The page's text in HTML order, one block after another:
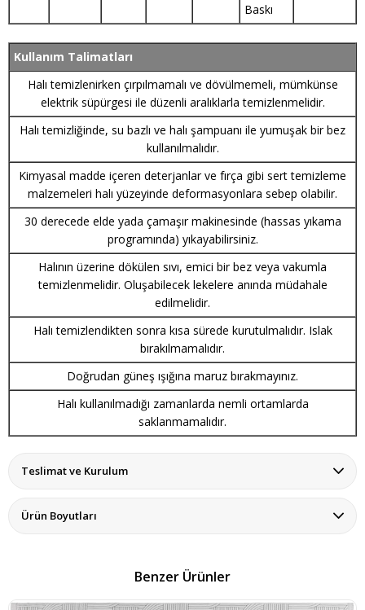
Baskı
Kullanım Talimatları
Halı temizlenirken çırpılmamalı ve dövülmemeli, mümkünse
elektrik süpürgesi ile düzenli aralıklarla temizlenmelidir.
Halı temizliğinde, su bazlı ve halı şampuanı ile yumuşak bir bez
kullanılmalıdır.
Kimyasal madde içeren deterjanlar ve fırça gibi sert temizleme
malzemeleri halı yüzeyinde deformasyonlara sebep olabilir.
30 derecede elde yada çamaşır makinesinde (hassas yıkama
programında) yıkayabilirsiniz.
Halının üzerine dökülen sıvı, emici bir bez veya vakumla
temizlenmelidir. Oluşabilecek lekelere anında müdahale
edilmelidir.
Halı temizlendikten sonra kısa sürede kurutulmalıdır. Islak
bırakılmamalıdır.
Doğrudan güneş ışığına maruz bırakmayınız.
Halı kullanılmadığı zamanlarda nemli ortamlarda
saklanmamalıdır.
Teslimat ve Kurulum
Ürün Boyutları
Benzer Ürünler